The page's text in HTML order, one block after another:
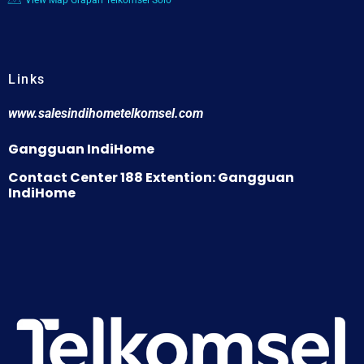
Links
www.salesindihometelkomsel.com
Gangguan IndiHome
Contact Center 188 Extention: Gangguan
IndiHome